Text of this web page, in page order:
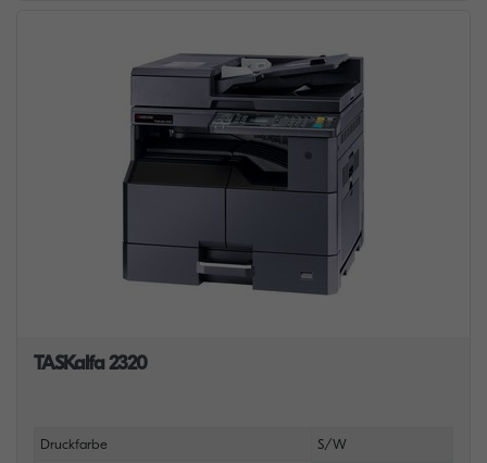
TASKalfa 2320
Druckfarbe S/W